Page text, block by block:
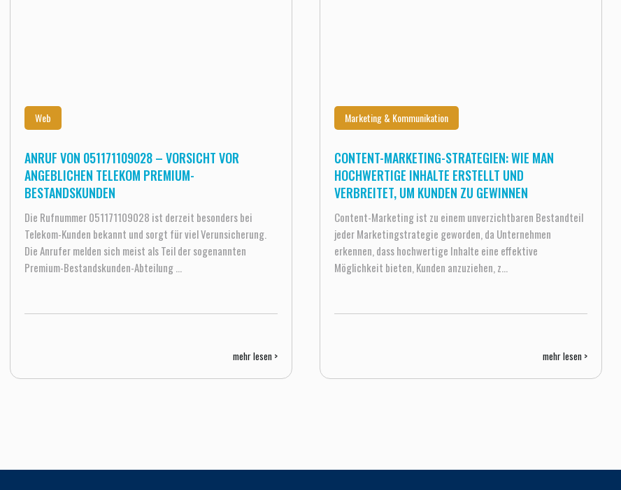
Web
ANRUF VON 051171109028 – VORSICHT VOR
ANGEBLICHEN TELEKOM PREMIUM-
BESTANDSKUNDEN
Die Rufnummer 051171109028 ist derzeit besonders bei
Telekom-Kunden bekannt und sorgt für viel Verunsicherung.
Die Anrufer melden sich meist als Teil der sogenannten
Premium-Bestandskunden-Abteilung ...
mehr lesen >
Marketing & Kommunikation
CONTENT-MARKETING-STRATEGIEN: WIE MAN
HOCHWERTIGE INHALTE ERSTELLT UND
VERBREITET, UM KUNDEN ZU GEWINNEN
Content-Marketing ist zu einem unverzichtbaren Bestandteil
jeder Marketingstrategie geworden, da Unternehmen
erkennen, dass hochwertige Inhalte eine effektive
Möglichkeit bieten, Kunden anzuziehen, z...
mehr lesen >